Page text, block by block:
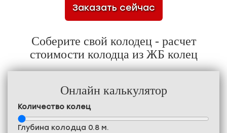
Заказать сейчас
Соберите свой колодец - расчет
стоимости колодца из ЖБ колец
Онлайн калькулятор
Количество колец
Глубина колодца 0.8 м.